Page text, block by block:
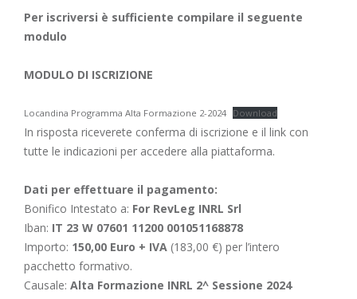
Per iscriversi è sufficiente compilare il seguente
modulo
MODULO DI ISCRIZIONE
Locandina Programma Alta Formazione 2-2024 Download
In risposta riceverete conferma di iscrizione e il link con
tutte le indicazioni per accedere alla piattaforma.
Dati per effettuare il pagamento:
Bonifico Intestato a: For RevLeg INRL Srl
Iban: IT 23 W 07601 11200 001051168878
Importo: 150,00 Euro + IVA (183,00 €) per l’intero
pacchetto formativo.
Causale: Alta Formazione INRL 2^ Sessione 2024